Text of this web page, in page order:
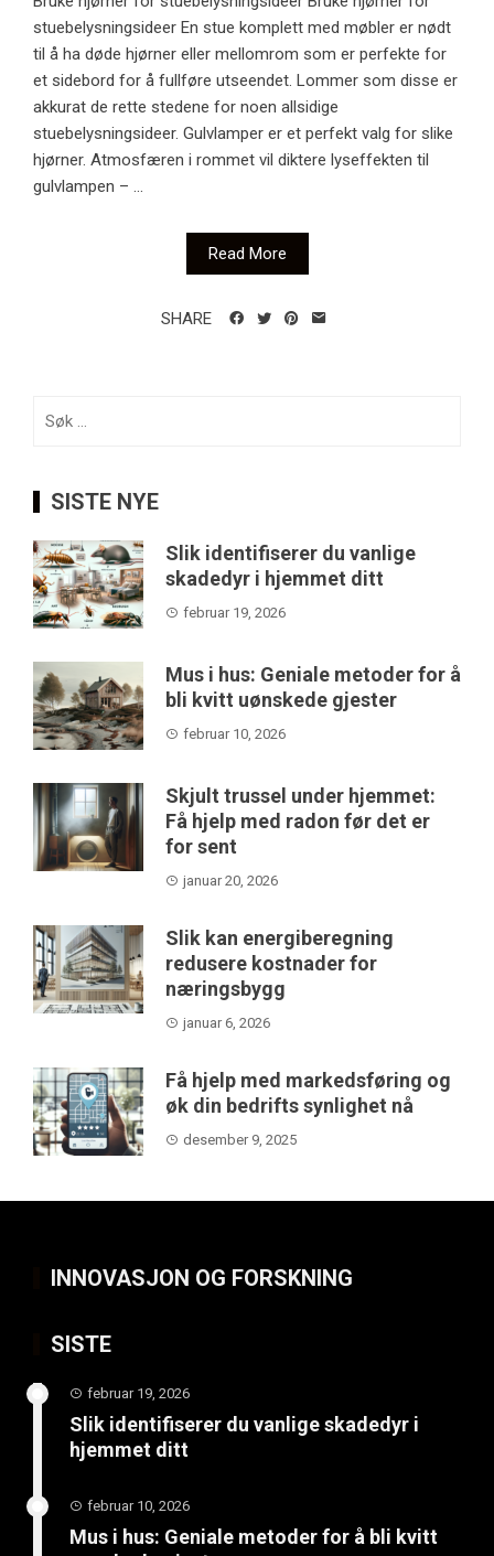
stuebelysningsideer En stue komplett med møbler er nødt
til å ha døde hjørner eller mellomrom som er perfekte for
et sidebord for å fullføre utseendet. Lommer som disse er
akkurat de rette stedene for noen allsidige
stuebelysningsideer. Gulvlamper er et perfekt valg for slike
hjørner. Atmosfæren i rommet vil diktere lyseffekten til
gulvlampen – ...
Read More
SHARE
etter:
SISTE NYE
Slik identifiserer du vanlige
skadedyr i hjemmet ditt
februar 19, 2026
Mus i hus: Geniale metoder for å
bli kvitt uønskede gjester
februar 10, 2026
Skjult trussel under hjemmet:
Få hjelp med radon før det er
for sent
januar 20, 2026
Slik kan energiberegning
redusere kostnader for
næringsbygg
januar 6, 2026
Få hjelp med markedsføring og
øk din bedrifts synlighet nå
desember 9, 2025
INNOVASJON OG FORSKNING
SISTE
februar 19, 2026
Slik identifiserer du vanlige skadedyr i
hjemmet ditt
februar 10, 2026
Mus i hus: Geniale metoder for å bli kvitt